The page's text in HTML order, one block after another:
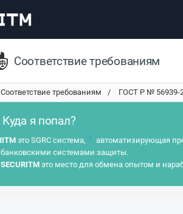
Соответствие требованиям
Соответствие требованиям ГОСТ Р № 56939-
Куда я попал?
это SGRC система, ? автоматизирующая
системами защиты.
SECURITM это место для обмена опытом и